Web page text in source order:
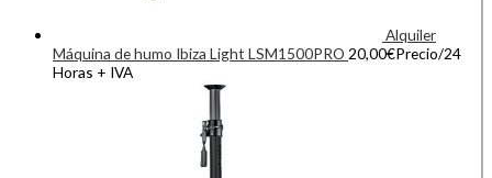
Alquiler
Máquina de humo Ibiza Light LSM1500PRO 20,00€Precio/24
Horas + IVA